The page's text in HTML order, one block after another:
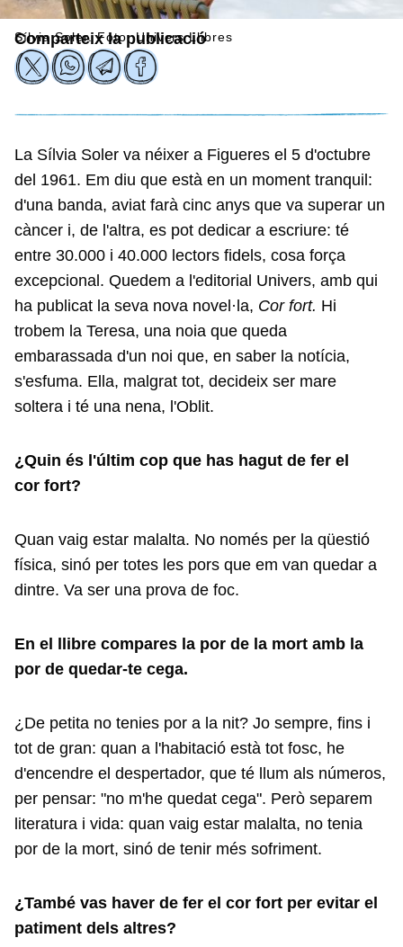
Sílvia Soler. Foto: Univers Llibres
Comparteix la publicació
La Sílvia Soler va néixer a Figueres el 5 d'octubre
del 1961. Em diu que està en un moment tranquil:
d'una banda, aviat farà cinc anys que va superar un
càncer i, de l'altra, es pot dedicar a escriure: té
entre 30.000 i 40.000 lectors fidels, cosa força
excepcional. Quedem a l'editorial Univers, amb qui
ha publicat la seva nova novel·la, Cor fort. Hi
trobem la Teresa, una noia que queda
embarassada d'un noi que, en saber la notícia,
s'esfuma. Ella, malgrat tot, decideix ser mare
soltera i té una nena, l'Oblit.
¿Quin és l'últim cop que has hagut de fer el
cor fort?
Quan vaig estar malalta. No només per la qüestió
física, sinó per totes les pors que em van quedar a
dintre. Va ser una prova de foc.
En el llibre compares la por de la mort amb la
por de quedar-te cega.
¿De petita no tenies por a la nit? Jo sempre, fins i
tot de gran: quan a l'habitació està tot fosc, he
d'encendre el despertador, que té llum als números,
per pensar: "no m'he quedat cega". Però separem
literatura i vida: quan vaig estar malalta, no tenia
por de la mort, sinó de tenir més sofriment.
¿També vas haver de fer el cor fort per evitar el
patiment dels altres?